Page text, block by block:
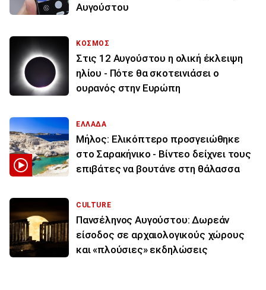
Αυγούστου
ΚΟΣΜΟΣ
Στις 12 Αυγούστου η ολική έκλειψη
ηλίου - Πότε θα σκοτεινιάσει ο
ουρανός στην Ευρώπη
ΕΛΛΑΔΑ
Μήλος: Ελικόπτερο προσγειώθηκε
στο Σαρακήνικο - Βίντεο δείχνει τους
επιβάτες να βουτάνε στη θάλασσα
CULTURE
Πανσέληνος Αυγούστου: Δωρεάν
είσοδος σε αρχαιολογικούς χώρους
και «πλούσιες» εκδηλώσεις